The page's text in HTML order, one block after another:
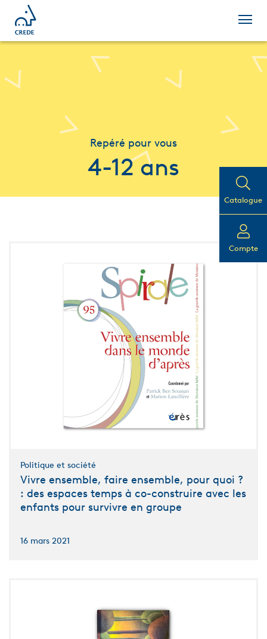
Catalogue
Compte
Repéré pour vous
4-12 ans
Politique et société
Vivre ensemble, faire ensemble, pour quoi ?
: des espaces temps à co-construire avec les
enfants pour survivre en groupe
16 mars 2021